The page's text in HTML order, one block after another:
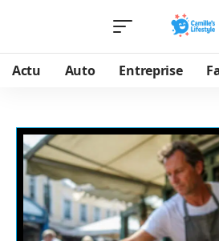
Actu Auto Entreprise